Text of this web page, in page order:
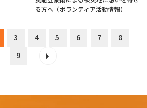
る方へ（ボランティア活動情報）
3 4 5 6 7
8
9